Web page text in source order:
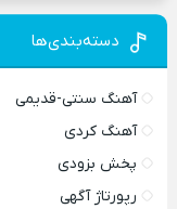
دسته‌بندی‌ها
آهنگ سنتی-قدیمی
آهنگ کردی
پخش بزودی
رپورتاژ آگهی